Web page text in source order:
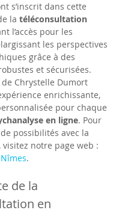
s’inscrit dans cette
la téléconsultation
l’accès pour les
les perspectives
grâce à des
et sécurisées.
de Chrystelle Dumort
enrichissante,
pour chaque
en ligne. Pour
possibilités avec la
visitez notre page web :
.
de la
en